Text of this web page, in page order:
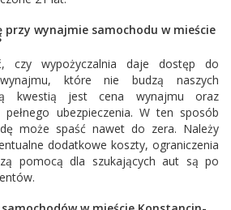
przy wynajmie samochodu w mieście
czy wypożyczalnia daje dostęp do
które nie budzą naszych
kwestią jest cena wynajmu oraz
ubezpieczenia. W ten sposób
może spaść nawet do zera. Należy
dodatkowe koszty, ograniczenia
pomocą dla szukających aut są po